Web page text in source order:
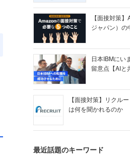
【面接対策
ジャパン）の
日本IBMにい
留意点【AIと
【面接対策】リクル
は何を聞かれるのか
最近話題のキーワード